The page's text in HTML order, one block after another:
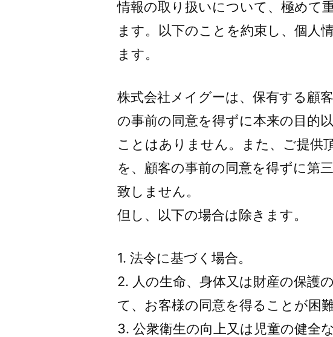
情報の取り扱いについて、極めて
ます。以下のことを約束し、個人
ます。
株式会社メイグーは、保有する顧
の事前の同意を得ずに本来の目的
ことはありません。また、ご提供
を、顧客の事前の同意を得ずに第
致しません。
但し、以下の場合は除きます。
1. 法令に基づく場合。
2. 人の生命、身体又は財産の保護
て、お客様の同意を得ることが困
3. 公衆衛生の向上又は児童の健全